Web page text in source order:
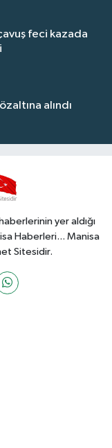
feci kazada
alındı
yer aldığı
Haberleri... Manisa
Sitesidir.